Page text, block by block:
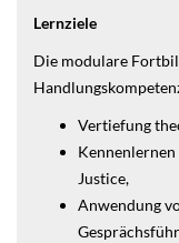
Lernziele
Die modulare
Vertiefung
Justice,
Anwendung